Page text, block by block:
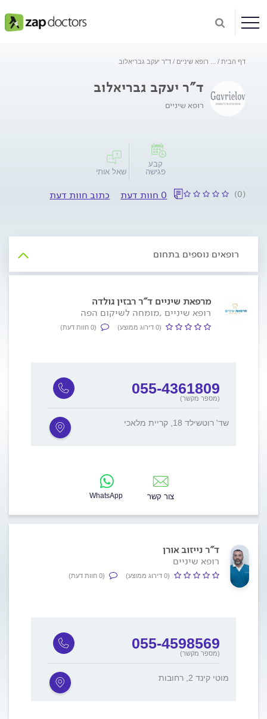
דף הבית רופא שיניים ד"ר יעקב גבריאלוב
ד"ר יעקב גבריאלוב
רופא שיניים
קבע
פגישה
שאל אותי
(0) 0 חוות דעת כתוב חוות דעת
רופאים נוספים בתחום
מרפאת שיניים ד"ר רבזין גולדה
רופא שיניים ,מומחה לשיקום הפה
(0 דירוג ממוצע) (0 חוות דעת)
055-4361809
(מספר מקשר)
שד' רוטשילד 18, קריית מלאכי
צור קשר WhatsApp
ד"ר נייזוב אורן
רופא שיניים
(0 דירוג ממוצע) (0 חוות דעת)
055-4598569
(מספר מקשר)
מוטי קינד 2, רחובות